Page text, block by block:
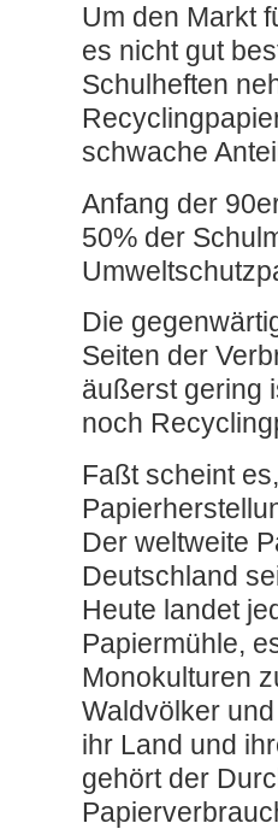
Um den Markt
es nicht gut
Schulheften
schwache
Anfang der
50% der
Die
Seiten der
äußerst gering
noch
Faßt scheint
Der weltweite
Deutschland
Heute landet
Papiermühle,
Monokulturen
Waldvölker
ihr Land und
gehört der